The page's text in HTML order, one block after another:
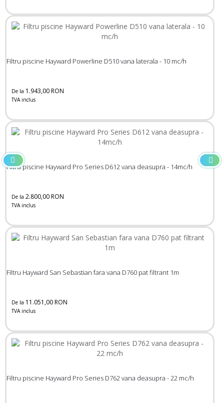
Filtru piscine Hayward Powerline D510 vana laterala - 10 mc/h
De la 1.943,00 RON
TVA inclus
Filtru piscine Hayward Pro Series D612 vana deasupra - 14mc/h
De la 2.800,00 RON
TVA inclus
Filtru Hayward San Sebastian fara vana D760 pat filtrant 1m
De la 11.051,00 RON
TVA inclus
Filtru piscine Hayward Pro Series D762 vana deasupra - 22 mc/h